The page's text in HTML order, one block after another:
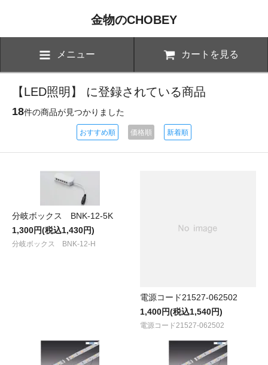
金物のCHOBEY
メニュー カートを見る
【LED照明】 に登録されている商品
18件の商品が見つかりました
おすすめ順 価格順 新着順
分岐ボックス BNK-12-5K
1,300円(税込1,430円)
分岐ボックス BNK-12-H
電源コード21527-062502
1,400円(税込1,540円)
電源コード21527-062502